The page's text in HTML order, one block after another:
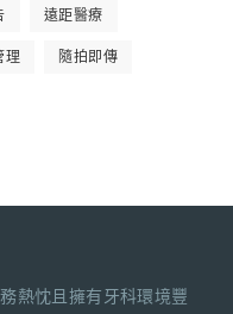
遠距醫療
理 隨拍即傳
熱忱且擁有牙科環境豐